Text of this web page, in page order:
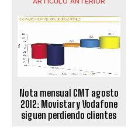
Nota mensual CMT agosto
2012: Movistar y Vodafone
siguen perdiendo clientes